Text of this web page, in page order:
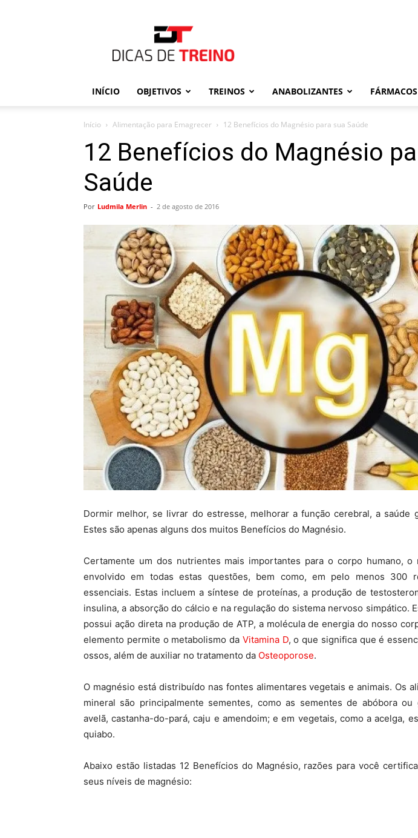
de
Treino
INÍCIO OBJETIVOS TREINOS ANABOLIZANTES FÁRMACOS
Início Alimentação para Emagrecer 12 Benefícios do Magnésio para sua Saúde
12 Benefícios do Magnésio
Saúde
Por Ludmila Merlin - 2 de agosto de 2016
Dormir melhor, se livrar do estresse, melhorar a função cerebral, a saúde
Estes são apenas alguns dos muitos Benefícios do Magnésio.
Certamente um dos nutrientes mais importantes para o corpo humano, o
envolvido em todas estas questões, bem como, em pelo menos 300
essenciais. Estas incluem a síntese de proteínas, a produção de
insulina, a absorção do cálcio e na regulação do sistema nervoso simpático.
possui ação direta na produção de ATP, a molécula de energia do nosso
elemento permite o metabolismo da Vitamina D, o que significa que é
ossos, além de auxiliar no tratamento da Osteoporose.
O magnésio está distribuído nas fontes alimentares vegetais e animais. Os
mineral são principalmente sementes, como as sementes de abóbora ou
avelã, castanha-do-pará, caju e amendoim; e em vegetais, como a acelga,
quiabo.
Abaixo estão listadas 12 Benefícios do Magnésio, razões para você
seus níveis de magnésio: